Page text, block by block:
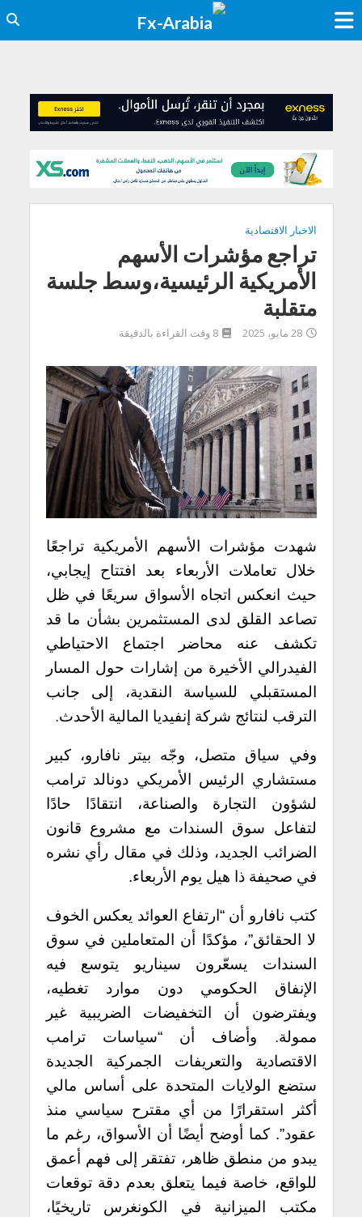
الاخبار الاقتصادية
تراجع مؤشرات الأسهم
الأمريكية الرئيسية،وسط جلسة
متقلبة
28 مايو، 2025 8 وقت القراءة بالدقيقة
شهدت مؤشرات الأسهم الأمريكية تراجعًا
خلال تعاملات الأربعاء بعد افتتاح إيجابي،
حيث انعكس اتجاه الأسواق سريعًا في ظل
تصاعد القلق لدى المستثمرين بشأن ما قد
تكشف عنه محاضر اجتماع الاحتياطي
الفيدرالي الأخيرة من إشارات حول المسار
المستقبلي للسياسة النقدية، إلى جانب
الترقب لنتائج شركة إنفيديا المالية الأحدث.
وفي سياق متصل، وجّه بيتر نافارو، كبير
مستشاري الرئيس الأمريكي دونالد ترامب
لشؤون التجارة والصناعة، انتقادًا حادًا
لتفاعل سوق السندات مع مشروع قانون
الضرائب الجديد، وذلك في مقال رأي نشره
في صحيفة ذا هيل يوم الأربعاء.
كتب نافارو أن “ارتفاع العوائد يعكس الخوف
لا الحقائق”، مؤكدًا أن المتعاملين في سوق
السندات يسعّرون سيناريو يتوسع فيه
الإنفاق الحكومي دون موارد تغطيه،
ويفترضون أن التخفيضات الضريبية غير
ممولة. وأضاف أن “سياسات ترامب
الاقتصادية والتعريفات الجمركية الجديدة
ستضع الولايات المتحدة على أساس مالي
أكثر استقرارًا من أي مقترح سياسي منذ
عقود”. كما أوضح أيضًا أن الأسواق، رغم ما
يبدو من منطق ظاهر، تفتقر إلى فهم أعمق
للواقع، خاصة فيما يتعلق بعدم دقة توقعات
مكتب الميزانية في الكونغرس تاريخيًا،